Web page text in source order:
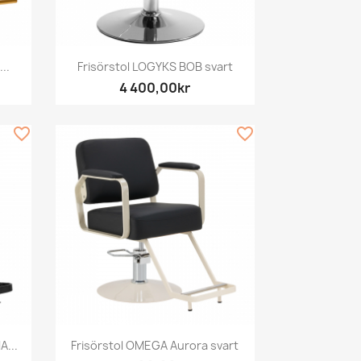
Snabbvy
Frisörstol LOGYKS BOB svart
4 400,00kr
favorite_border
Snabbvy
Frisörstol OMEGA Aurora svart
favorite_border